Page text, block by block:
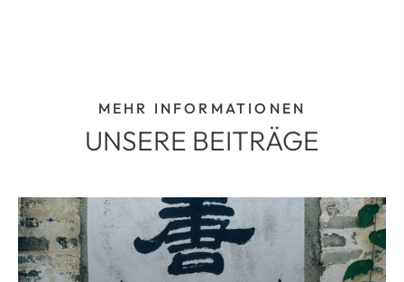
MEHR INFORMATIONEN
UNSERE BEITRÄGE